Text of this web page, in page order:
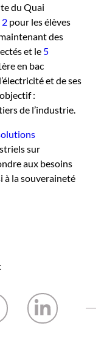
du Quai
2pour les élèves
des
et le 5
en bac
et de ses
:
de l’industrie.
sur
aux besoins
à la souveraineté